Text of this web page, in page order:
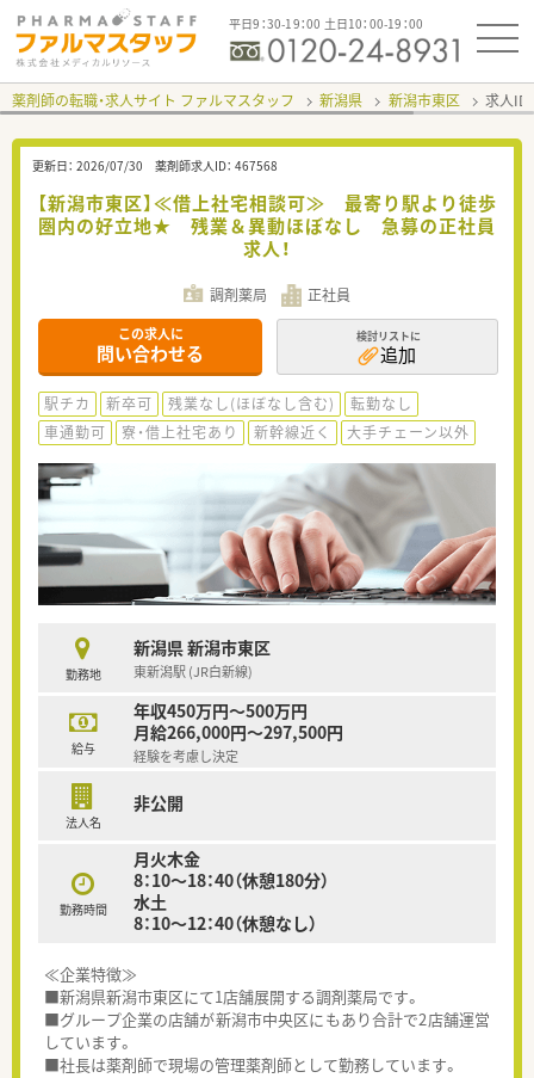
平日9：30-19：00 土日10：00-19：00
薬剤師の転職・求人サイト ファルマスタッフ 新潟県 新潟市東区 求人ID
更新日： 2026/07/30 薬剤師求人ID： 467568
【新潟市東区】≪借上社宅相談可≫ 最寄り駅より徒歩
圏内の好立地★ 残業＆異動ほぼなし 急募の正社員
求人！
調剤薬局 正社員
この求人に
問い合わせる
検討リストに
追加
駅チカ 新卒可 残業なし(ほぼなし含む)
転勤なし
車通勤可
寮・借上社宅あり 新幹線近く 大手チェーン以外
勤務地
新潟県 新潟市東区
東新潟駅 (JR白新線)
給与
年収450万円～500万円
月給266,000円～297,500円
経験を考慮し決定
法人名
非公開
勤務時間
月火木金
8：10～18：40（休憩180分）
水土
8：10～12：40（休憩なし）
≪企業特徴≫
■新潟県新潟市東区にて1店舗展開する調剤薬局です。
■グループ企業の店舗が新潟市中央区にもあり合計で2店舗運営
しています。
■社長は薬剤師で現場の管理薬剤師として勤務しています。